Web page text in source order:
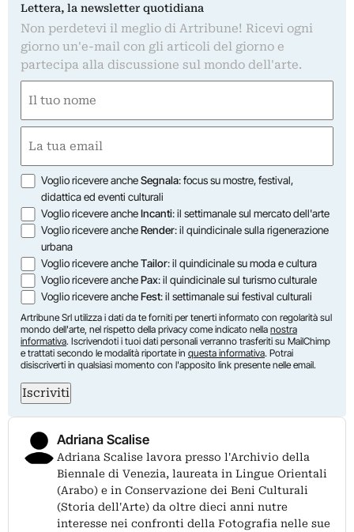
Lettera, la newsletter quotidiana
Non perdetevi il meglio di Artribune! Ricevi ogni
giorno un'e-mail con gli articoli del giorno e
partecipa alla discussione sul mondo dell'arte.
(Obbligatorio)
Nome
(Obbligatorio)
Opzioni
Voglio ricevere ancheSegnala: focus su mostre, festival,
didattica ed eventi culturali
Voglio ricevere ancheIncanti: il settimanale sul mercato dell'arte
Voglio ricevere ancheRender: il quindicinale sulla rigenerazione
urbana
Voglio ricevere ancheTailor: il quindicinale su moda e cultura
Voglio ricevere anchePax: il quindicinale sul turismo culturale
Voglio ricevere ancheFest: il settimanale sui festival culturali
Artribune Srl utilizza i dati da te forniti per tenerti informato con regolarità sul
mondo dell'arte, nel rispetto della privacy come indicato nella nostra
informativa. Iscrivendoti i tuoi dati personali verranno trasferiti su MailChimp
e trattati secondo le modalità riportate in questa informativa. Potrai
disiscriverti in qualsiasi momento con l'apposito link presente nelle email.
Iscriviti
Adriana Scalise
Adriana Scalise lavora presso l'Archivio della
Biennale di Venezia, laureata in Lingue Orientali
(Arabo) e in Conservazione dei Beni Culturali
(Storia dell'Arte) da oltre dieci anni nutre
interesse nei confronti della Fotografia nelle sue